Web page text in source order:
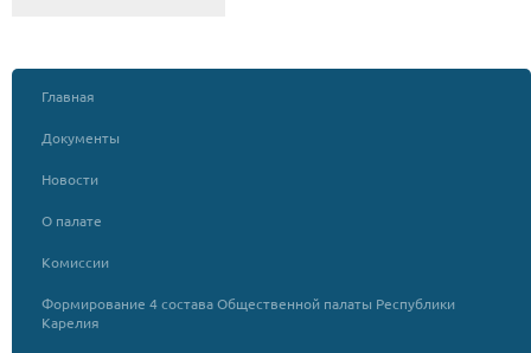
Главная
Документы
Новости
О палате
Комиссии
Формирование 4 состава Общественной палаты Республики
Карелия